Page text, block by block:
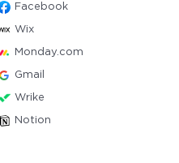
Facebook
Wix
Monday.com
Gmail
Wrike
Notion